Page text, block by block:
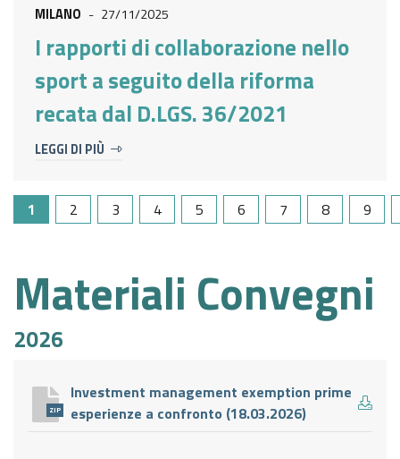
MILANO - 27/11/2025
I rapporti di collaborazione nello
sport a seguito della riforma
recata dal D.LGS. 36/2021
LEGGI DI PIÙ
1 2 3 4 5 6 7 8 9
Materiali Convegni
2026
ZIP
Investment management exemption prime
esperienze a confronto (18.03.2026)